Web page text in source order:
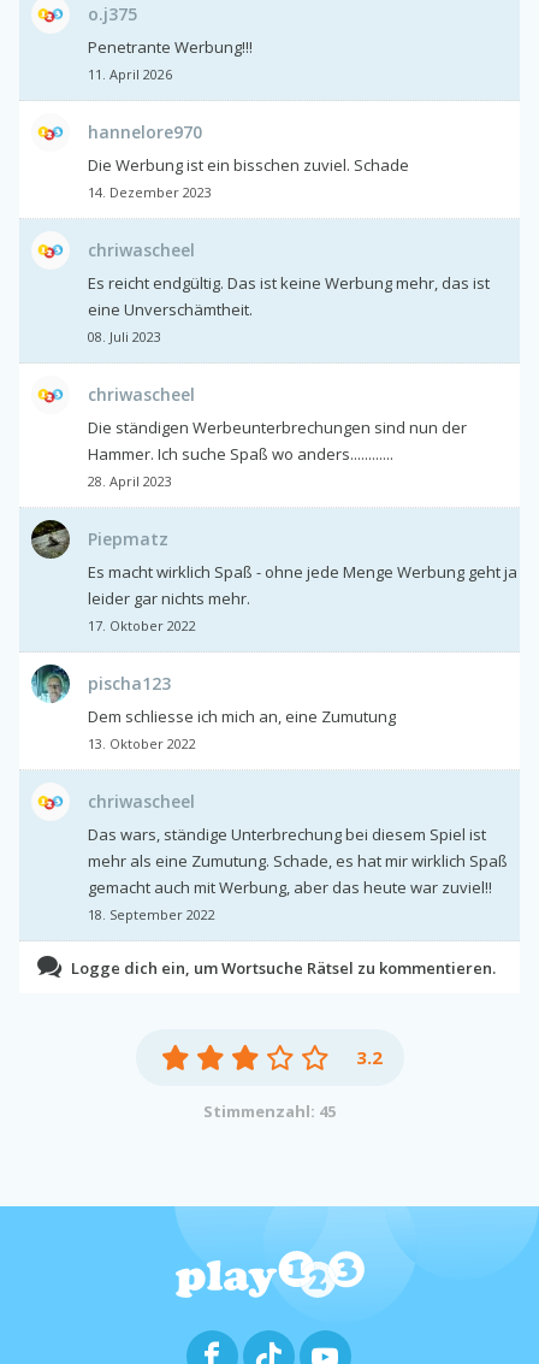
o.j375
Penetrante Werbung!!!
11. April 2026
hannelore970
Die Werbung ist ein bisschen zuviel. Schade
14. Dezember 2023
chriwascheel
Es reicht endgültig. Das ist keine Werbung mehr, das ist
eine Unverschämtheit.
08. Juli 2023
chriwascheel
Die ständigen Werbeunterbrechungen sind nun der
Hammer. Ich suche Spaß wo anders............
28. April 2023
Piepmatz
Es macht wirklich Spaß - ohne jede Menge Werbung geht ja
leider gar nichts mehr.
17. Oktober 2022
pischa123
Dem schliesse ich mich an, eine Zumutung
13. Oktober 2022
chriwascheel
Das wars, ständige Unterbrechung bei diesem Spiel ist
mehr als eine Zumutung. Schade, es hat mir wirklich Spaß
gemacht auch mit Werbung, aber das heute war zuviel!!
18. September 2022
Logge dich ein, um Wortsuche Rätsel zu kommentieren.
3.2
Stimmenzahl: 45